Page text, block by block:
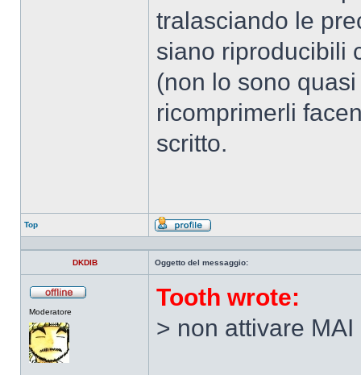
tralasciando le
siano riproducibili
(non lo sono
ricomprimerli
scritto.
Top
Profilo
DKDIB Oggetto del messaggio:
Moderatore
Tooth wrote:
> non attivare MAI